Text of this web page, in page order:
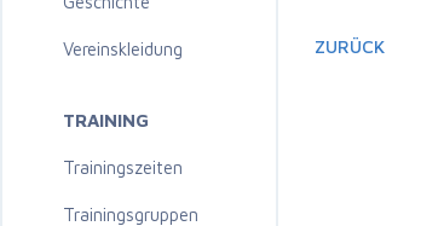
Vereinskleidung
TRAINING
Trainingszeiten
Trainingsgruppen
ZURÜCK